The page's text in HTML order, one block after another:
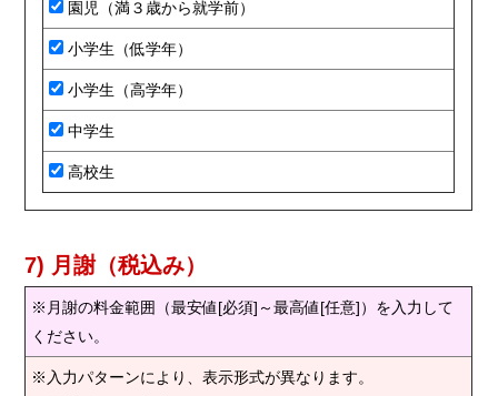
園児（満３歳から就学前）
小学生（低学年）
小学生（高学年）
中学生
高校生
7) 月謝（税込み）
※月謝の料金範囲（最安値[必須]～最高値[任意]）を入力して
ください。
※入力パターンにより、表示形式が異なります。